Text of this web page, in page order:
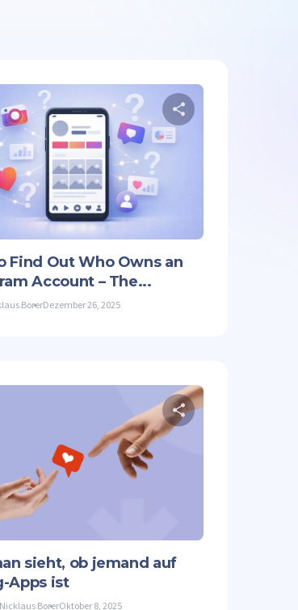
kopieren
Find Out Who Owns an
Account – The...
BorerDezember 26, 2025
kopieren
sieht, ob jemand auf
Apps ist
Nicklaus BorerOktober 8, 2025